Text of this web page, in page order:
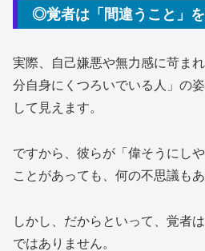
◎覚者は「間違うこと」
実際、自己嫌悪や無力感に苛ま
分自身にくつろいでいる人」の
して見えます。
ですから、彼らが「偉そうにし
ことがあっても、何の不思議もあ
しかし、だからといって、覚者
ではありません。